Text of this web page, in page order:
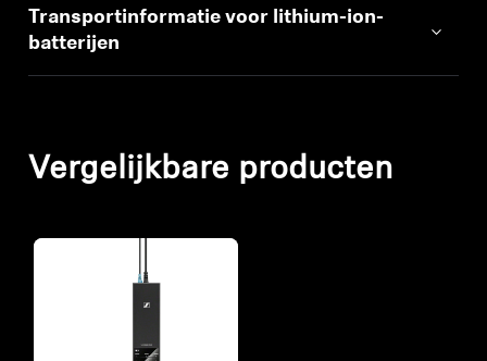
Transportinformatie voor lithium-ion-
batterijen
Vergelijkbare producten